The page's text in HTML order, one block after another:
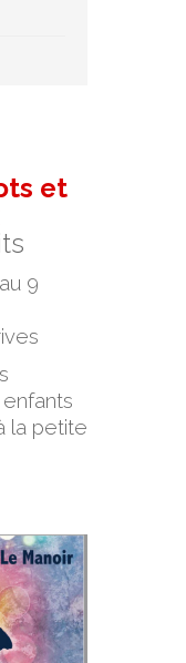
et
9
la petite